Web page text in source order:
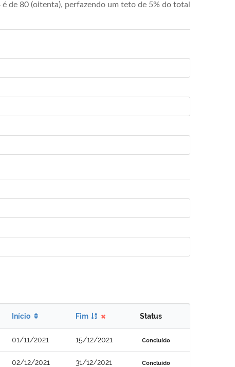
de 80 (oitenta), perfazendo um teto de 5% do total
Início Fim Status
01/11/2021 15/12/2021 Concluído
02/12/2021 31/12/2021 Concluído